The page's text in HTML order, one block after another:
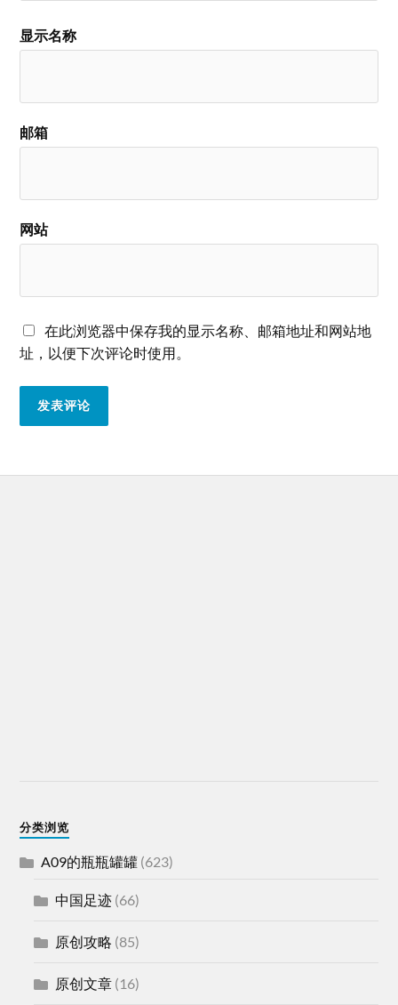
显示名称
邮箱
网站
在此浏览器中保存我的显示名称、邮箱地址和网站地
址，以便下次评论时使用。
分类浏览
A09的瓶瓶罐罐 (623)
中国足迹 (66)
原创攻略 (85)
原创文章 (16)